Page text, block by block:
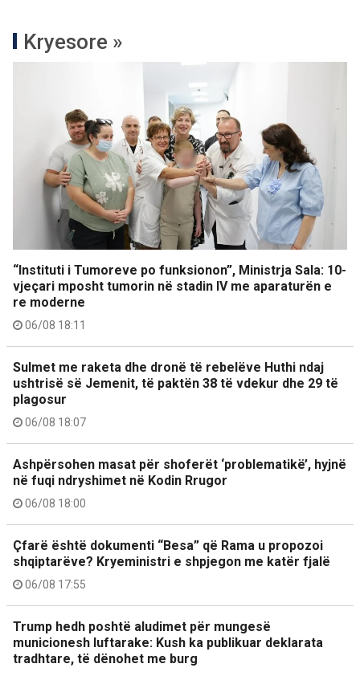
Kryesore »
“Instituti i Tumoreve po funksionon”, Ministrja Sala: 10-
vjeçari mposht tumorin në stadin IV me aparaturën e
re moderne
06/08 18:11
Sulmet me raketa dhe dronë të rebelëve Huthi ndaj
ushtrisë së Jemenit, të paktën 38 të vdekur dhe 29 të
plagosur
06/08 18:07
Ashpërsohen masat për shoferët ‘problematikë’, hyjnë
në fuqi ndryshimet në Kodin Rrugor
06/08 18:00
Çfarë është dokumenti “Besa” që Rama u propozoi
shqiptarëve? Kryeministri e shpjegon me katër fjalë
06/08 17:55
Trump hedh poshtë aludimet për mungesë
municionesh luftarake: Kush ka publikuar deklarata
tradhtare, të dënohet me burg